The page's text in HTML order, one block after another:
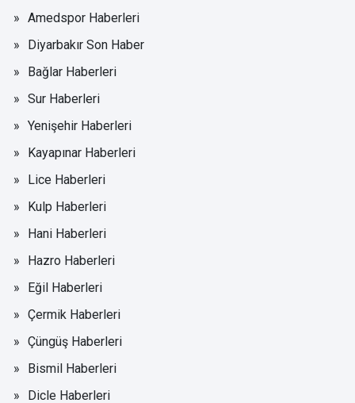
Amedspor Haberleri
Diyarbakır Son Haber
Bağlar Haberleri
Sur Haberleri
Yenişehir Haberleri
Kayapınar Haberleri
Lice Haberleri
Kulp Haberleri
Hani Haberleri
Hazro Haberleri
Eğil Haberleri
Çermik Haberleri
Çüngüş Haberleri
Bismil Haberleri
Dicle Haberleri